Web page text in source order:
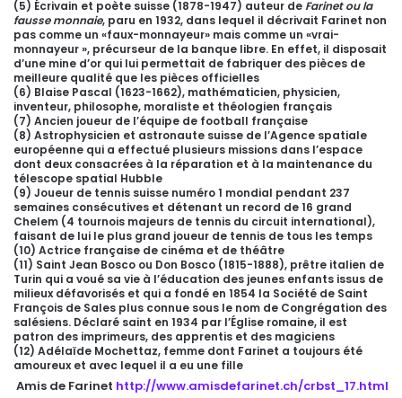
(5) Écrivain et poète suisse (1878-1947) auteur de Farinet ou la
fausse monnaie, paru en 1932, dans lequel il décrivait Farinet non
pas comme un «faux-monnayeur» mais comme un «vrai-
monnayeur », précurseur de la banque libre. En effet, il disposait
d’une mine d’or qui lui permettait de fabriquer des pièces de
meilleure qualité que les pièces officielles
(6) Blaise Pascal (1623-1662), mathématicien, physicien,
inventeur, philosophe, moraliste et théologien français
(7) Ancien joueur de l’équipe de football française
(8) Astrophysicien et astronaute suisse de l’Agence spatiale
européenne qui a effectué plusieurs missions dans l’espace
dont deux consacrées à la réparation et à la maintenance du
télescope spatial Hubble
(9) Joueur de tennis suisse numéro 1 mondial pendant 237
semaines consécutives et détenant un record de 16 grand
Chelem (4 tournois majeurs de tennis du circuit international),
faisant de lui le plus grand joueur de tennis de tous les temps
(10) Actrice française de cinéma et de théâtre
(11) Saint Jean Bosco ou Don Bosco (1815-1888), prêtre italien de
Turin qui a voué sa vie à l’éducation des jeunes enfants issus de
milieux défavorisés et qui a fondé en 1854 la Société de Saint
François de Sales plus connue sous le nom de Congrégation des
salésiens. Déclaré saint en 1934 par l’Église romaine, il est
patron des imprimeurs, des apprentis et des magiciens
(12) Adélaïde Mochettaz, femme dont Farinet a toujours été
amoureux et avec lequel il a eu une fille
Amis de Farinet http://www.amisdefarinet.ch/crbst_17.html